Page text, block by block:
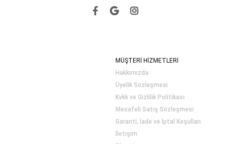
MÜŞTERİ HİZMETLERİ
Hakkımızda
Üyelik Sözleşmesi
Kvkk ve Gizlilik Politikası
Mesafeli Satış Sözleşmesi
Garanti, İade ve İptal Koşulları
İletişim